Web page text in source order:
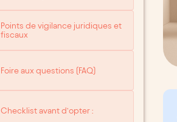
Points de vigilance juridiques et
fiscaux
Foire aux questions (FAQ)
Checklist avant d’opter :